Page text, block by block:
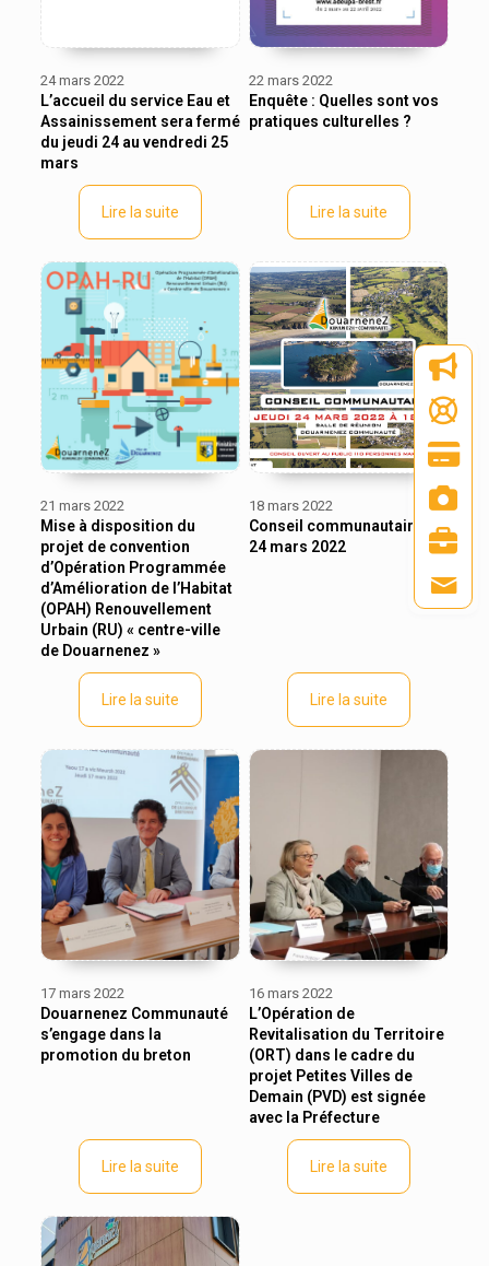
24 mars 2022
L’accueil du service Eau et
Assainissement sera fermé
du jeudi 24 au vendredi 25
mars
Lire la suite
22 mars 2022
Enquête : Quelles sont vos
pratiques culturelles ?
Lire la suite
21 mars 2022
Mise à disposition du
projet de convention
d’Opération Programmée
d’Amélioration de l’Habitat
(OPAH) Renouvellement
Urbain (RU) « centre-ville
de Douarnenez »
Lire la suite
18 mars 2022
Conseil communautaire le
24 mars 2022
Lire la suite
17 mars 2022
Douarnenez Communauté
s’engage dans la
promotion du breton
Lire la suite
16 mars 2022
L’Opération de
Revitalisation du Territoire
(ORT) dans le cadre du
projet Petites Villes de
Demain (PVD) est signée
avec la Préfecture
Lire la suite